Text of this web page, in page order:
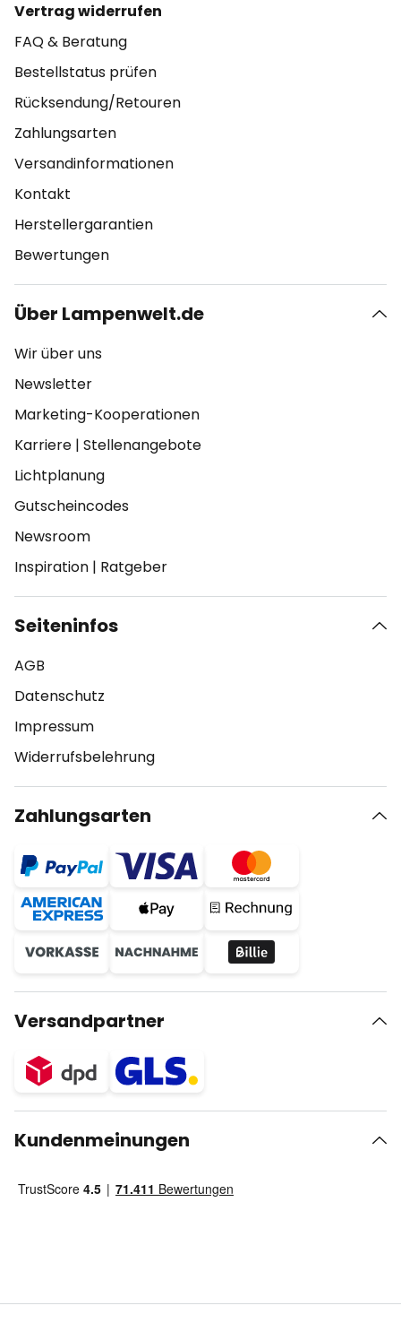
Vertrag widerrufen
FAQ & Beratung
Bestellstatus prüfen
Rücksendung/Retouren
Zahlungsarten
Versandinformationen
Kontakt
Herstellergarantien
Bewertungen
Über Lampenwelt.de
Wir über uns
Newsletter
Marketing-Kooperationen
Karriere | Stellenangebote
Lichtplanung
Gutscheincodes
Newsroom
Inspiration | Ratgeber
Seiteninfos
AGB
Datenschutz
Impressum
Widerrufsbelehrung
Zahlungsarten
Versandpartner
Kundenmeinungen